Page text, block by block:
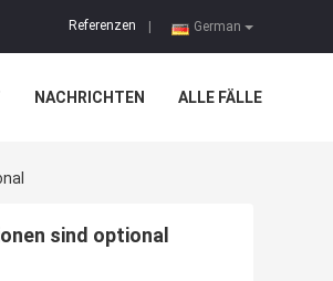
German
Referenzen
NACHRICHTEN ALLE FÄLLE
sind optional